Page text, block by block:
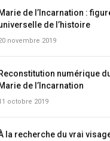
Marie de l’Incarnation :
de l’histoire
novembre 2019
Reconstitution numérique
Marie de l’Incarnation
octobre 2019
la recherche du vrai